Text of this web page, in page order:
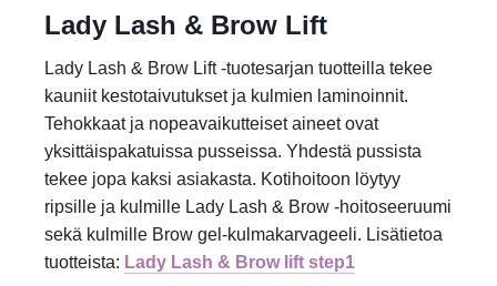
Lady Lash & Brow Lift
Lady Lash & Brow Lift -tuotesarjan tuotteilla tekee
kauniit kestotaivutukset ja kulmien laminoinnit.
Tehokkaat ja nopeavaikutteiset aineet ovat
yksittäispakatuissa pusseissa. Yhdestä pussista
tekee jopa kaksi asiakasta. Kotihoitoon löytyy
ripsille ja kulmille Lady Lash & Brow -hoitoseeruumi
sekä kulmille Brow gel-kulmakarvageeli. Lisätietoa
tuotteista: Lady Lash & Brow lift step1